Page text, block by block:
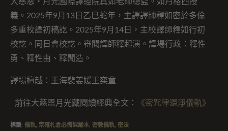
義。2025年9月13日乙巳蛇年，主譯譯師釋如密於多倫
多重校譯初稿訖。2025年9月14日，主校譯師釋如行初
校訖。同日會校訖。審閱譯師釋起演。譯場行政：釋性
勇、釋性由、釋聞造。
譯場檀越：王海裴姜媛王奕童
前往大慈恩月光藏閱讀經典全文： 《密咒律還淨儀軌》
標籤: 儀軌 宗確札倉必備課誦本 密教儀軌 密法